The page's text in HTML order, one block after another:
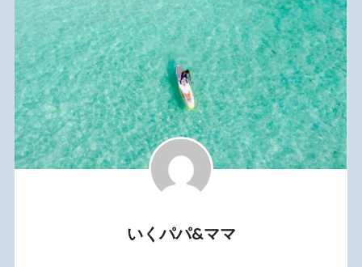
いくパパ&ママ